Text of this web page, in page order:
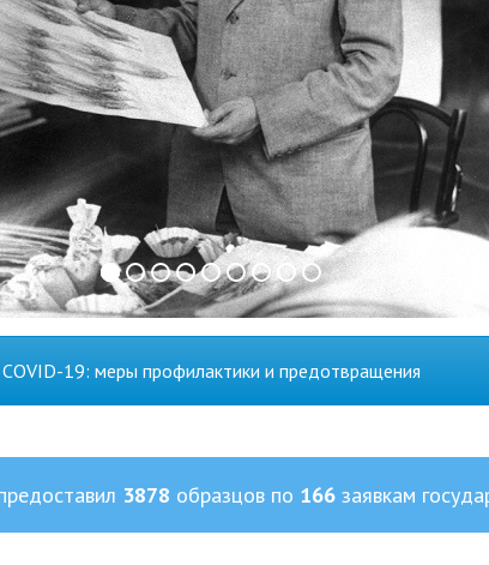
COVID-19: меры профилактики и предотвращения
3878 образцов по 166 заявкам